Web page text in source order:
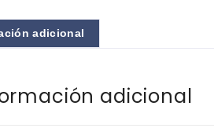
adicional
adicional